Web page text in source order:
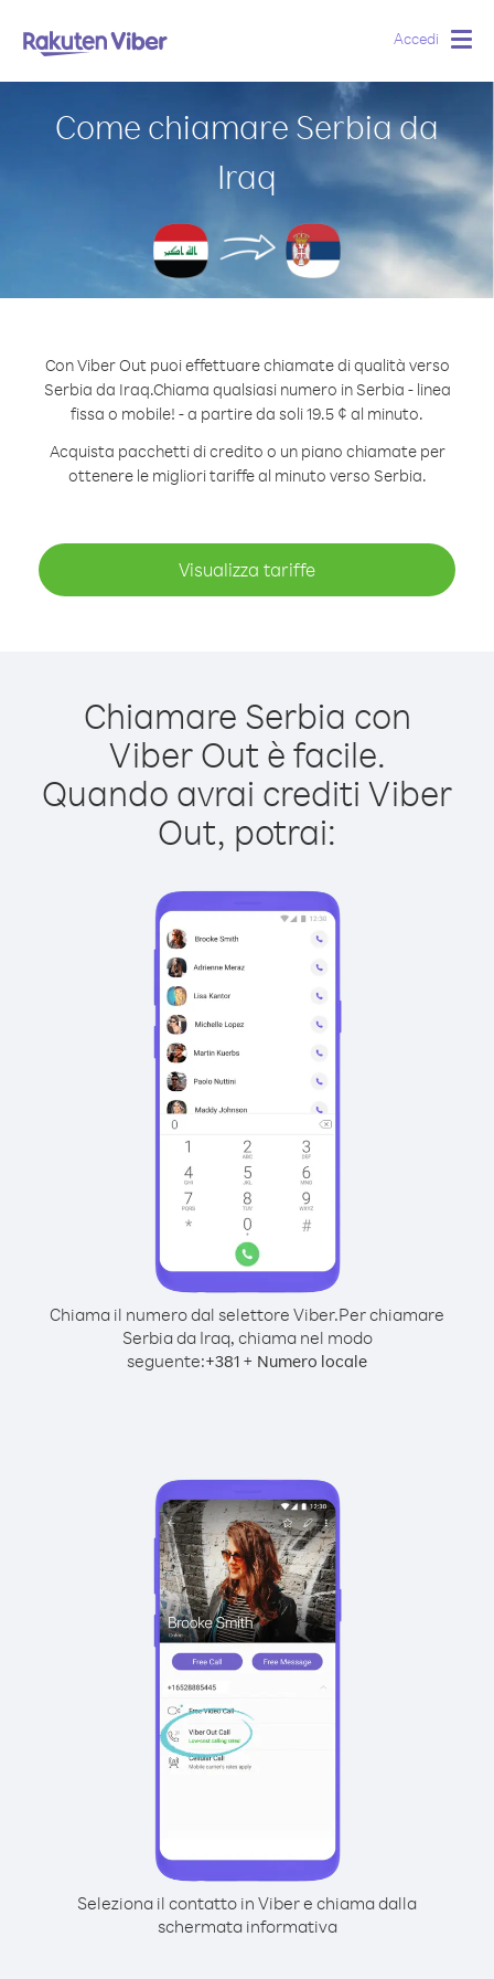
Accedi
Come chiamare Serbia da
Iraq
Con Viber Out puoi effettuare chiamate di qualità verso
Serbia da Iraq.Chiama qualsiasi numero in Serbia - linea
fissa o mobile! - a partire da soli 19.5 ¢ al minuto.
Acquista pacchetti di credito o un piano chiamate per
ottenere le migliori tariffe al minuto verso Serbia.
Visualizza tariffe
Chiamare Serbia con
Viber Out è facile.
Quando avrai crediti Viber
Out, potrai:
Chiama il numero dal selettore Viber.Per chiamare
Serbia da Iraq, chiama nel modo
seguente:+381 + Numero locale
Seleziona il contatto in Viber e chiama dalla
schermata informativa